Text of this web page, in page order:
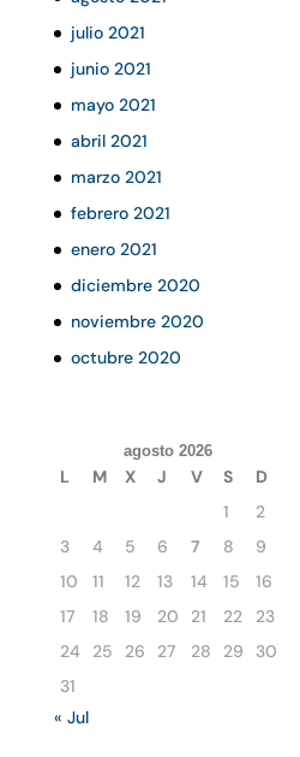
julio 2021
junio 2021
mayo 2021
abril 2021
marzo 2021
febrero 2021
enero 2021
diciembre 2020
noviembre 2020
octubre 2020
agosto 2026
L M X J V S
D
1
2
3
4 5 6 7 8
9
10
11 12 13 14 15
16
17
18 19 20 21 22
23
24
25 26 27 28 29
30
31
« Jul